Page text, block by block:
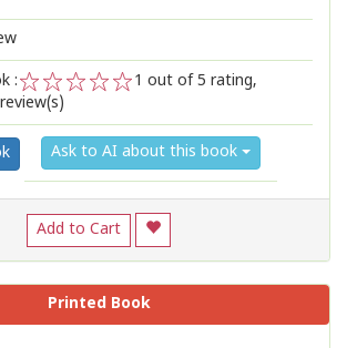
:
2
1
1 out of 5 rating,
review(s)
Ask to AI about this book
Add to Cart
Printed Book